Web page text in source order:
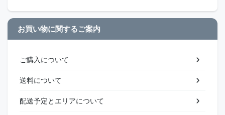
お買い物に関するご案内
ご購入について
送料について
配送予定とエリアについて